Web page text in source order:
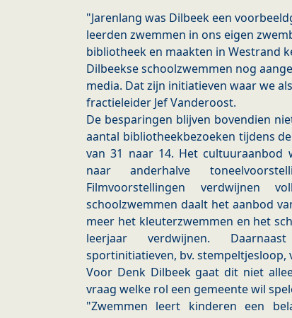
"Jarenlang was Dilbeek een
leerden zwemmen in ons eigen
bibliotheek en maakten in Westrand
Dilbeekse schoolzwemmen nog
media. Dat zijn initiatieven waar we
fractieleider Jef Vanderoost.
De besparingen blijven bovendien
aantal bibliotheekbezoeken tijdens
van 31 naar 14. Het cultuuraanbod
naar anderhalve
Filmvoorstellingen
schoolzwemmen daalt het aanbod
meer het kleuterzwemmen en het
leerjaar verdwijnen.
sportinitiatieven, bv. stempeltjesloop,
Voor Denk Dilbeek gaat dit niet
vraag welke rol een gemeente wil
"Zwemmen leert kinderen een